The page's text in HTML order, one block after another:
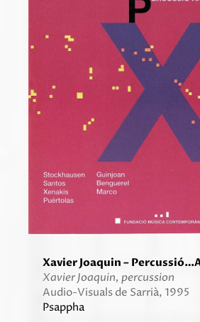
Xavier Joaquin –
Xavier Joaquin, percussion
Audio-Visuals de Sarrià, 1995
Psappha